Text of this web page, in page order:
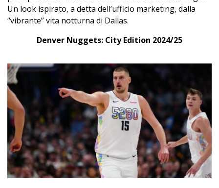
Un look ispirato, a detta dell’ufficio marketing, dalla
“vibrante” vita notturna di Dallas.
Denver Nuggets: City Edition 2024/25